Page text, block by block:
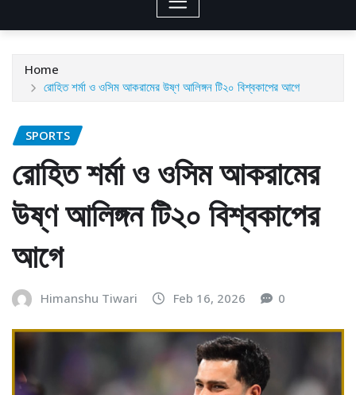
Home
রোহিত শর্মা ও ওসিম আকরামের উষ্ণ আলিঙ্গন টি২০ বিশ্বকাপের আগে
SPORTS
রোহিত শর্মা ও ওসিম আকরামের
উষ্ণ আলিঙ্গন টি২০ বিশ্বকাপের
আগে
Himanshu Tiwari Feb 16, 2026 0